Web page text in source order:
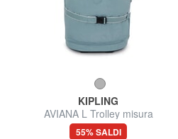
KIPLING
AVIANA L Trolley misura
grande
55% SALDI